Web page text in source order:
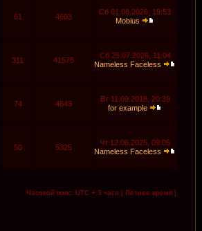
61 4603
Сб 01.08.2026, 19:53
Mobius
311 41575
Сб 25.07.2026, 11:04
Nameless Faceless
74 4643
Вт 11.09.2018, 20:39
for example
50 5325
Чт 12.06.2025, 09:05
Nameless Faceless
Часовой пояс: UTC + 3 часа [ Летнее время ]